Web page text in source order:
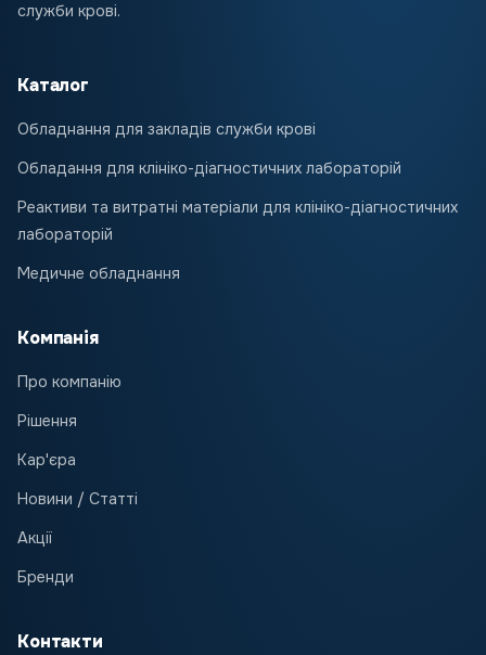
служби крові.
Каталог
Обладнання для закладів служби крові
Обладання для клініко-діагностичних лабораторій
Реактиви та витратні матеріали для клініко-діагностичних
лабораторій
Медичне обладнання
Компанія
Про компанію
Рішення
Кар'єра
Новини / Статті
Акції
Бренди
Контакти